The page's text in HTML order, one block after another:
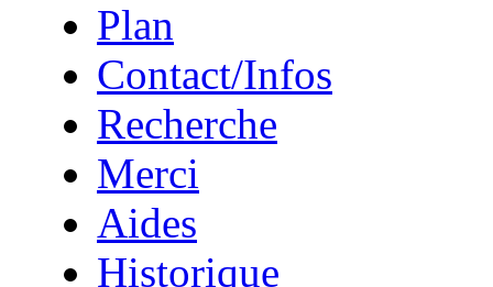
Plan
Contact/Infos
Recherche
Merci
Aides
Historique